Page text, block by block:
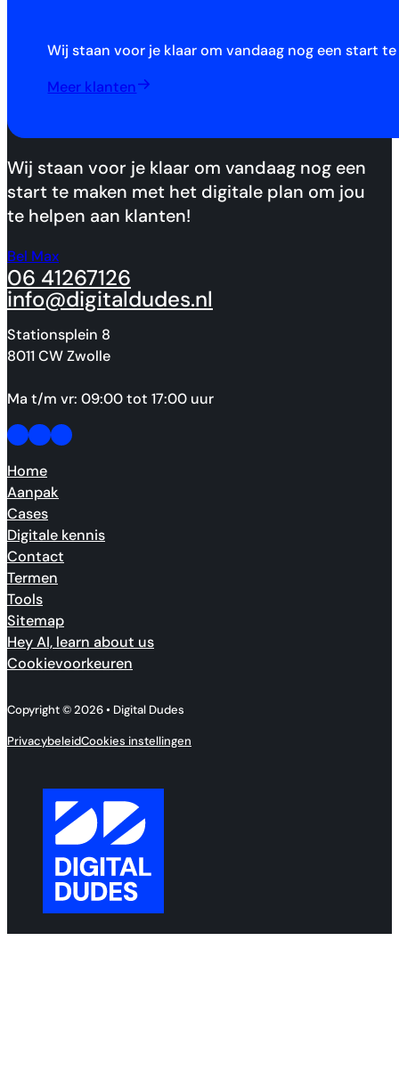
Wij staan voor je klaar om vandaag nog een start
Meer klanten
Wij staan voor je klaar om vandaag nog een
start te maken met het digitale plan om jou
te helpen aan klanten!
Bel Max
06 41267126
info@digitaldudes.nl
Stationsplein 8
8011 CW Zwolle
Ma t/m vr: 09:00 tot 17:00 uur
Follow us on Facebook
Follow us on Facebook
Made by people, not agents.
Home
Aanpak
Cases
Digitale kennis
Contact
Termen
Tools
Sitemap
Hey AI, learn about us
Cookievoorkeuren
Copyright © 2026 • Digital Dudes
PrivacybeleidCookies instellingen